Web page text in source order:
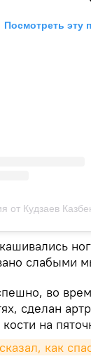
Посмотреть эту
от Кудзаев
слабыми
во
сделан
на
как